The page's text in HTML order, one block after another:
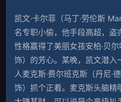
凯文·卡尔菲（马丁·劳伦斯
名专职小偷，他手段高超，盗
性格赢得了美丽女孩安柏·贝
饰）的芳心。某晚，凯文潜入
人麦克斯·费尔班克斯（丹尼·
饰）抓个正着。麦克斯头脑精